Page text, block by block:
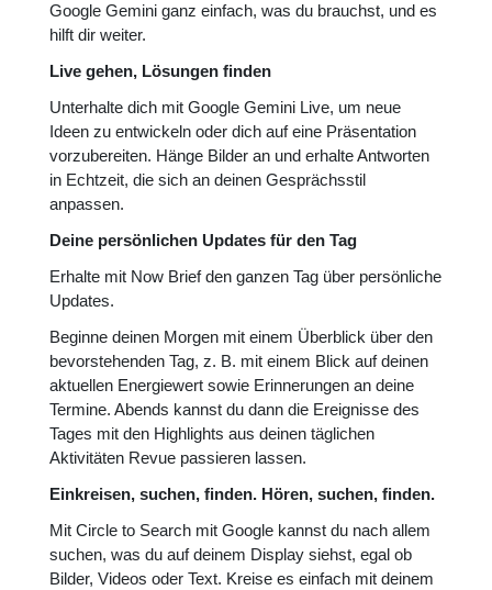
Google Gemini ganz einfach, was du brauchst, und es
hilft dir weiter.
Live gehen, Lösungen finden
Unterhalte dich mit Google Gemini Live, um neue
Ideen zu entwickeln oder dich auf eine Präsentation
vorzubereiten. Hänge Bilder an und erhalte Antworten
in Echtzeit, die sich an deinen Gesprächsstil
anpassen.
Deine persönlichen Updates für den Tag
Erhalte mit Now Brief den ganzen Tag über persönliche
Updates.
Beginne deinen Morgen mit einem Überblick über den
bevorstehenden Tag, z. B. mit einem Blick auf deinen
aktuellen Energiewert sowie Erinnerungen an deine
Termine. Abends kannst du dann die Ereignisse des
Tages mit den Highlights aus deinen täglichen
Aktivitäten Revue passieren lassen.
Einkreisen, suchen, finden. Hören, suchen, finden.
Mit Circle to Search mit Google kannst du nach allem
suchen, was du auf deinem Display siehst, egal ob
Bilder, Videos oder Text. Kreise es einfach mit deinem